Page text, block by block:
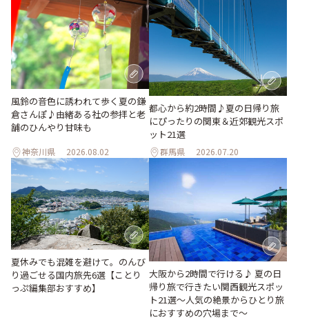
風鈴の音色に誘われて歩く夏の鎌
倉さんぽ♪由緒ある社の参拝と老
舗のひんやり甘味も
神奈川県 2026.08.02
都心から約2時間♪夏の日帰り旅
にぴったりの関東＆近郊観光スポ
ット21選
群馬県 2026.07.20
夏休みでも混雑を避けて。のんび
り過ごせる国内旅先6選【ことり
っぷ編集部おすすめ】
大阪から2時間で行ける♪ 夏の日
帰り旅で行きたい関西観光スポッ
ト21選～人気の絶景からひとり旅
におすすめの穴場まで～